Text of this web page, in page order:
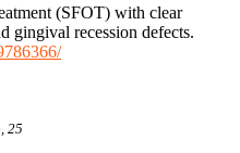
(SFOT) with clear
gingival recession defects.
25